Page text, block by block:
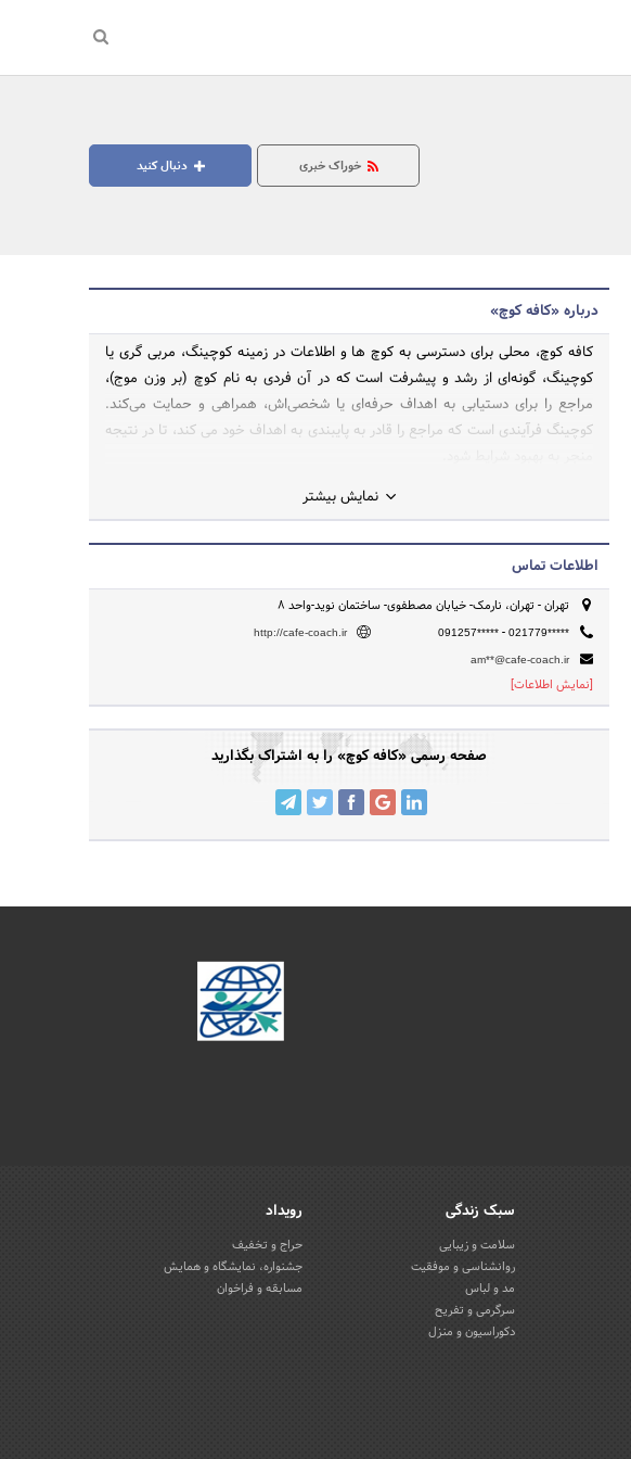
جستجو
دنبال کنید خوراک خبری
درباره «کافه کوچ»
کافه کوچ، محلی برای دسترسی به کوچ ها و اطلاعات در زمینه کوچینگ، مربی گری یا
کوچینگ، گونه‌ای از رشد و پیشرفت است که در آن فردی به نام کوچ (بر وزن موج)،
مراجع را برای دستیابی به اهداف حرفه‌ای یا شخصی‌اش، همراهی و حمایت می‌کند.
کوچینگ فرآیندی است که مراجع را قادر به پایبندی به اهداف خود می کند، تا در نتیجه
نمایش بیشتر
اطلاعات تماس
تهران - تهران، نارمک- خیابان مصطفوی- ساختمان نوید-واحد 8
091257***** - 021779*****
http://cafe-coach.ir
am**@cafe-coach.ir
[نمایش اطلاعات]
صفحه رسمی «کافه کوچ» را به اشتراک بگذارید
سبک زندگی
سلامت و زیبایی
روانشناسی و موفقیت
مد و لباس
سرگرمی و تفریح
دکوراسیون و منزل
رویداد
حراج و تخفیف
جشنواره، نمایشگاه و همایش
مسابقه و فراخوان